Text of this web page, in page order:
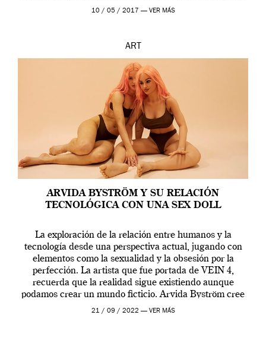
en una de las actuaciones más relevantes […]
10 / 05 / 2017 — VER MÁS
ART
ARVIDA BYSTRÖM Y SU RELACIÓN
TECNOLÓGICA CON UNA SEX DOLL
La exploración de la relación entre humanos y la
tecnología desde una perspectiva actual, jugando con
elementos como la sexualidad y la obsesión por la
perfección. La artista que fue portada de VEIN 4,
recuerda que la realidad sigue existiendo aunque
podamos crear un mundo ficticio. Arvida Byström cree
que los humanos tienen un complejo […]
21 / 09 / 2022 — VER MÁS